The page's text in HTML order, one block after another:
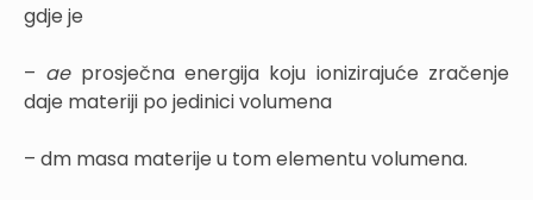
gdje je
– ae prosječna energija koju ionizirajuće zračenje
daje materiji po jedinici volumena
– dm masa materije u tom elementu volumena.